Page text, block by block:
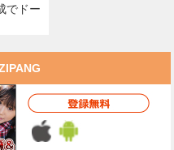
でドー